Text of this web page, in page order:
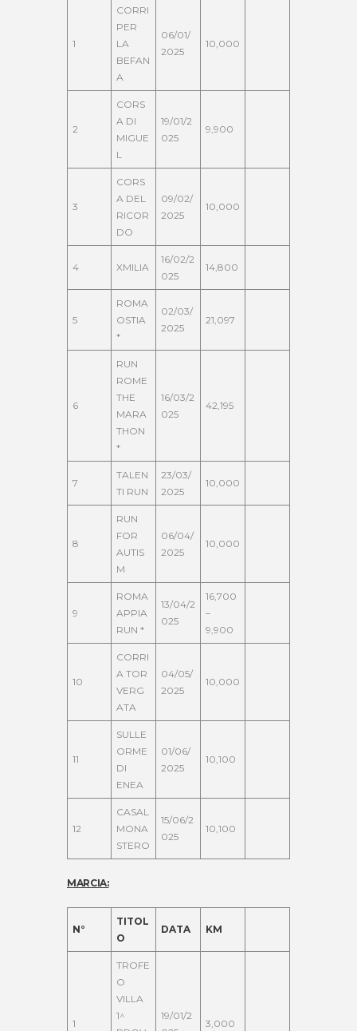
1
CORRI
PER
LA
BEFAN
A
06/01/
2025
10,000
2
CORS
A DI
MIGUE
L
19/01/2
025
9,900
3
CORS
A DEL
RICOR
DO
09/02/
2025
10,000
4 XMILIA
16/02/2
025
14,800
5
ROMA
OSTIA
*
02/03/
2025
21,097
6
RUN
ROME
THE
MARA
THON
*
16/03/2
025
42,195
7
TALEN
TI RUN
23/03/
2025
10,000
8
RUN
FOR
AUTIS
M
06/04/
2025
10,000
9
ROMA
APPIA
RUN *
13/04/2
025
16,700
–
9,900
10
CORRI
A TOR
VERG
ATA
04/05/
2025
10,000
11
SULLE
ORME
DI
ENEA
01/06/
2025
10,100
12
CASAL
MONA
STERO
15/06/2
025
10,100
MARCIA:
N°
TITOL
O
DATA KM
1
TROFE
O
VILLA
1^
19/01/2
3,000